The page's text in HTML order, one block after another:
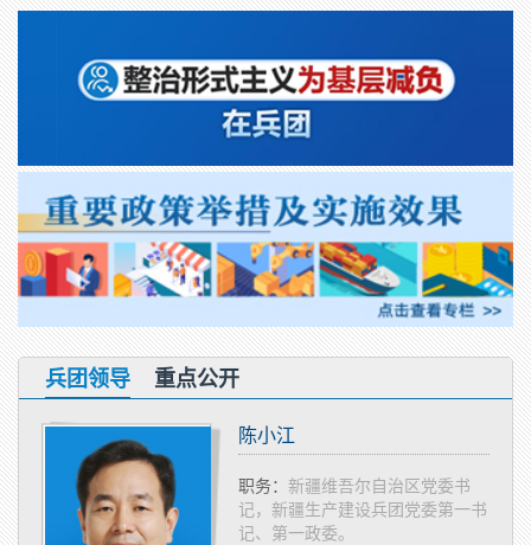
兵团领导 重点公开
第
主
陈小江
职务： 新疆维吾尔自治区党委书
记，新疆生产建设兵团党委第一书
记、第一政委。